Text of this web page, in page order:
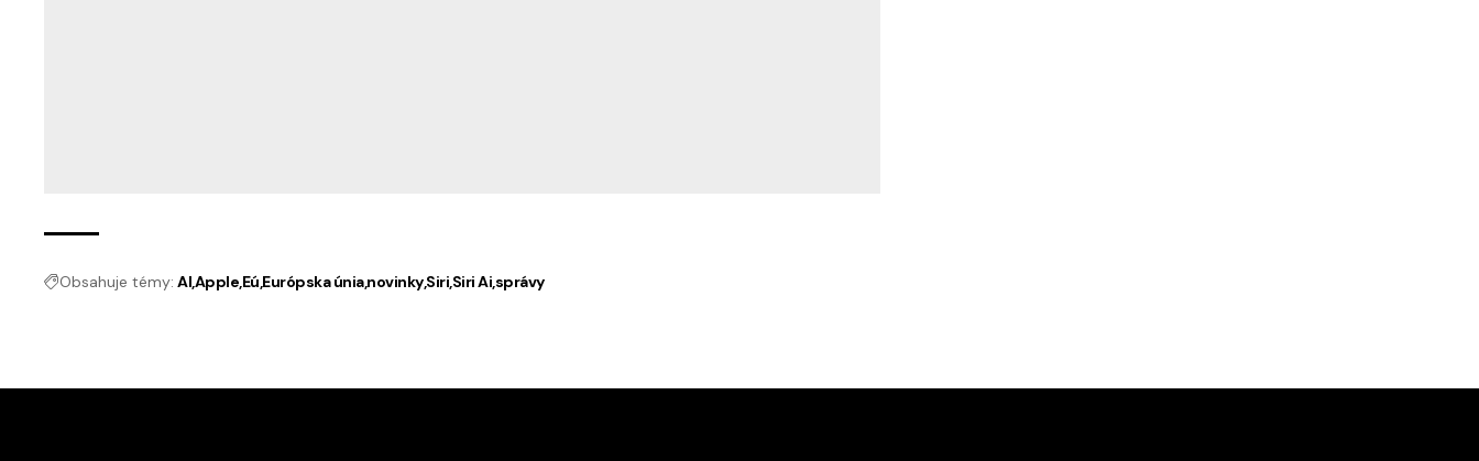
Obsahuje témy: AIAppleEúEurópska únianovinkySiriSiri Aisprávy